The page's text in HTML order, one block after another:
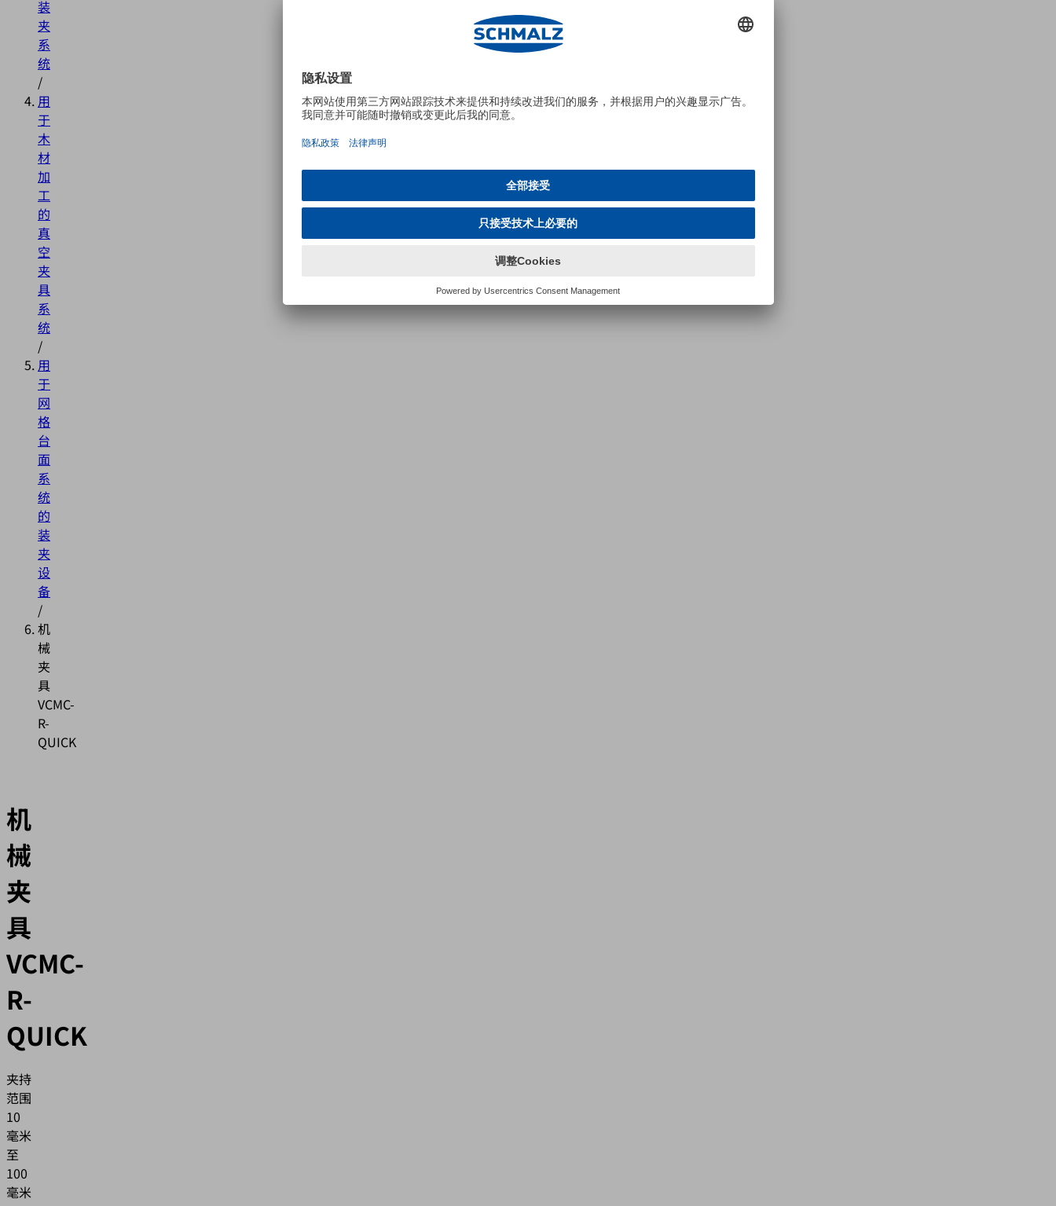
装
夹
系
统
/
用
于
木
材
加
工
的
真
空
夹
具
系
统
/
用
于
网
格
台
面
系
统
的
装
夹
设
备
/
机
械
夹
具
VCMC-
R-
QUICK
机
械
夹
具
VCMC-
R-
QUICK
夹持
范围
10
毫米
至
100
毫米